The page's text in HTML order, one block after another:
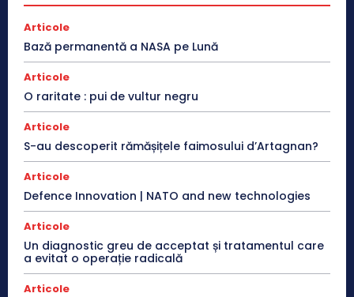
Articole
Bază permanentă a NASA pe Lună
Articole
O raritate : pui de vultur negru
Articole
S-au descoperit rămășițele faimosului d’Artagnan?
Articole
Defence Innovation | NATO and new technologies
Articole
Un diagnostic greu de acceptat și tratamentul care
a evitat o operație radicală
Articole